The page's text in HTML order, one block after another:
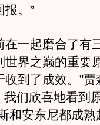
。”
一起磨合了有
界之巅的重要
到了成效。”贾
们欣喜地看到
和安东尼都成熟